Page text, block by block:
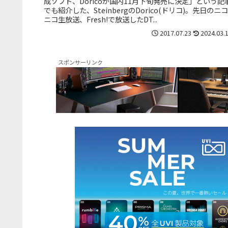
でも紹介した、SteinbergのDorico(ドリコ)。先日のニコ
ニコ生放送、Fresh!で放送したDT...
2017.07.23
スポンサーリンク